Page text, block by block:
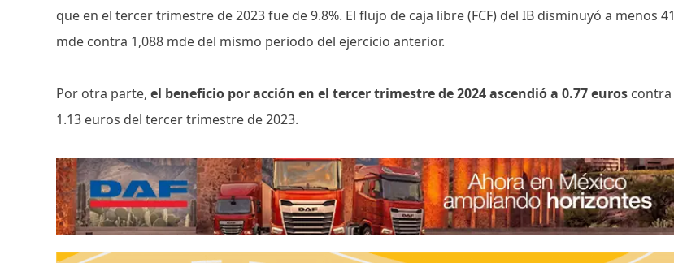
que en el tercer trimestre de 2023 fue de 9.8%. El flujo de caja libre (FCF) del IB disminuyó a menos 41
mde contra 1,088 mde del mismo periodo del ejercicio anterior.
Por otra parte, el beneficio por acción en el tercer trimestre de 2024 ascendió a 0.77 euros contra
1.13 euros del tercer trimestre de 2023.